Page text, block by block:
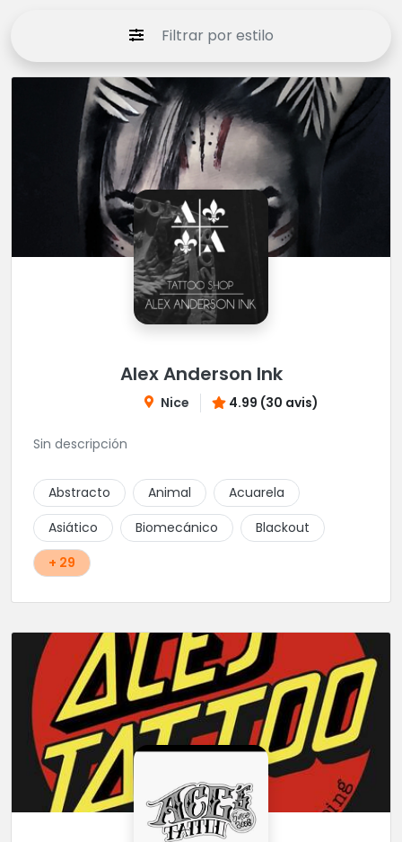
Filtrar por estilo
Alex Anderson Ink
Nice 4.99 (30 avis)
Sin descripción
Abstracto Animal
Acuarela
Asiático
Biomecánico
Blackout
+ 29